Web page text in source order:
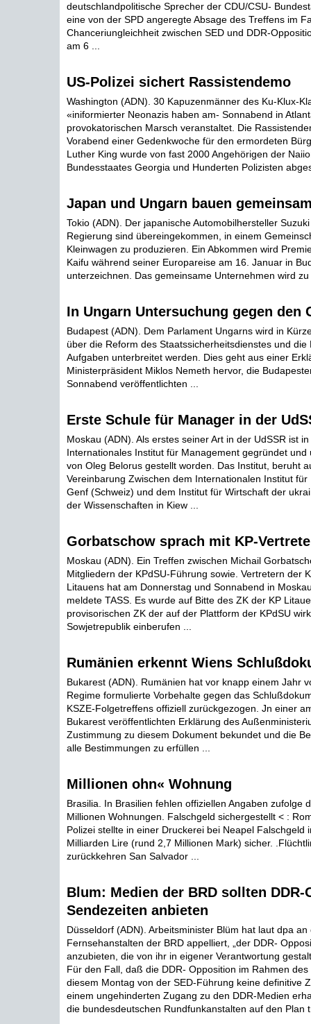
deutschlandpolitische Sprecher der CDU/CSU-
eine von der SPD angeregte Absage des Treffens im
Chanceriungleichheit zwischen SED und DDR-
am 6 ...
US-Polizei sichert Rassistendemo
Washington (ADN). 30 Kapuzenmänner des Ku-Klux-
«iniformierter Neonazis haben am- Sonnabend in
provokatorischen Marsch veranstaltet. Die
Vorabend einer Gedenkwoche für den ermordeten
Luther King wurde von fast 2000 Angehörigen der
Bundesstaates Georgia und Hunderten Polizisten
Japan und Ungarn bauen
Tokio (ADN). Der japanische Automobilhersteller
Regierung sind übereingekommen, in einem
Kleinwagen zu produzieren. Ein Abkommen wird
Kaifu während seiner Europareise am 16. Januar in
unterzeichnen. Das gemeinsame Unternehmen wird
In Ungarn Untersuchung gegen den
Budapest (ADN). Dem Parlament Ungarns wird in
über die Reform des Staatssicherheitsdienstes und die
Aufgaben unterbreitet werden. Dies geht aus einer
Ministerpräsident Miklos Nemeth hervor, die
Sonnabend veröffentlichten ...
Erste Schule für Manager in der
Moskau (ADN). Als erstes seiner Art in der UdSSR ist
Internationales Institut für Management gegründet und
von Oleg Belorus gestellt worden. Das Institut, beruht
Vereinbarung Zwischen dem Internationalen Institut für
Genf (Schweiz) und dem Institut für Wirtschaft der
der Wissenschaften in Kiew ...
Gorbatschow sprach mit KP-
Moskau (ADN). Ein Treffen zwischen Michail
Mitgliedern der KPdSU-Führung sowie. Vertretern der
Litauens hat am Donnerstag und Sonnabend in
meldete TASS. Es wurde auf Bitte des ZK der KP
provisorischen ZK der auf der Plattform der KPdSU
Sowjetrepublik einberufen ...
Rumänien erkennt Wiens
Bukarest (ADN). Rumänien hat vor knapp einem Jahr
Regime formulierte Vorbehalte gegen das
KSZE-Folgetreffens offiziell zurückgezogen. Jn einer
Bukarest veröffentlichten Erklärung des
Zustimmung zu diesem Dokument bekundet und die
alle Bestimmungen zu erfüllen ...
Millionen ohn« Wohnung
Brasilia. In Brasilien fehlen offiziellen Angaben zufolge
Millionen Wohnungen. Falschgeld sichergestellt < :
Polizei stellte in einer Druckerei bei Neapel Falschgeld
Milliarden Lire (rund 2,7 Millionen Mark) sicher.
zurückkehren San Salvador ...
Blum: Medien der BRD sollten
Sendezeiten anbieten
Düsseldorf (ADN). Arbeitsminister Blüm hat laut dpa
Fernsehanstalten der BRD appelliert, „der DDR-
anzubieten, die von ihr in eigener Verantwortung
Für den Fall, daß die DDR- Opposition im Rahmen
diesem Montag von der SED-Führung keine definitive
einem ungehinderten Zugang zu den DDR-Medien
die bundesdeutschen Rundfunkanstalten auf den Plan